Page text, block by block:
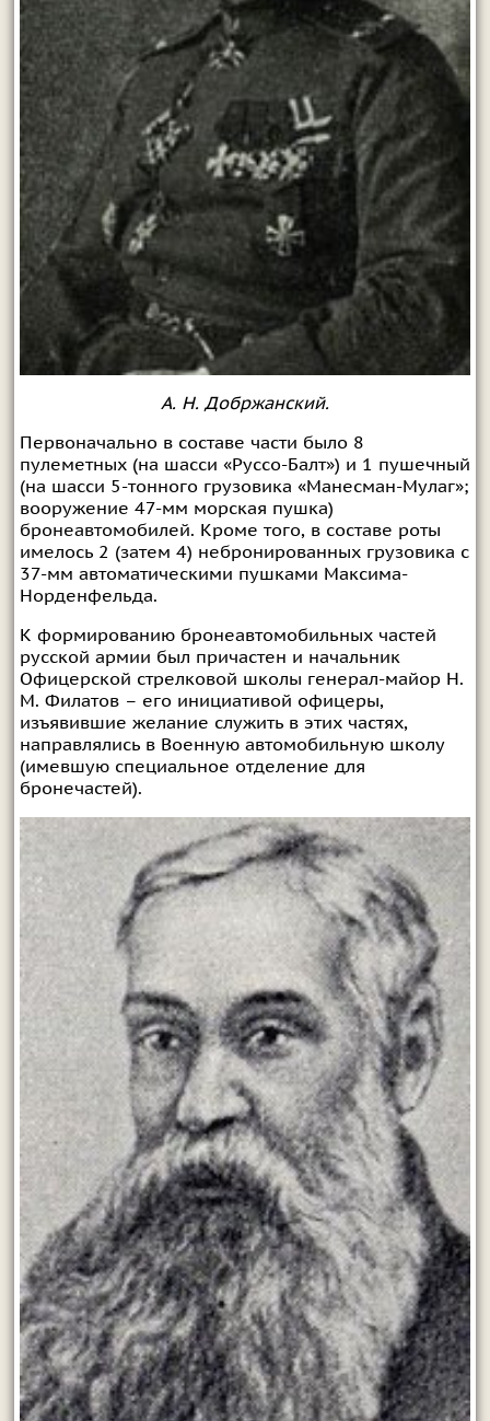
А. Н. Добржанский.
Первоначально в составе части было 8
пулеметных (на шасси «Руссо-Балт») и 1 пушечный
(на шасси 5-тонного грузовика «Манесман-Мулаг»;
вооружение 47-мм морская пушка)
бронеавтомобилей. Кроме того, в составе роты
имелось 2 (затем 4) небронированных грузовика с
37-мм автоматическими пушками Максима-
Норденфельда.
К формированию бронеавтомобильных частей
русской армии был причастен и начальник
Офицерской стрелковой школы генерал-майор Н.
М. Филатов – его инициативой офицеры,
изъявившие желание служить в этих частях,
направлялись в Военную автомобильную школу
(имевшую специальное отделение для
бронечастей).